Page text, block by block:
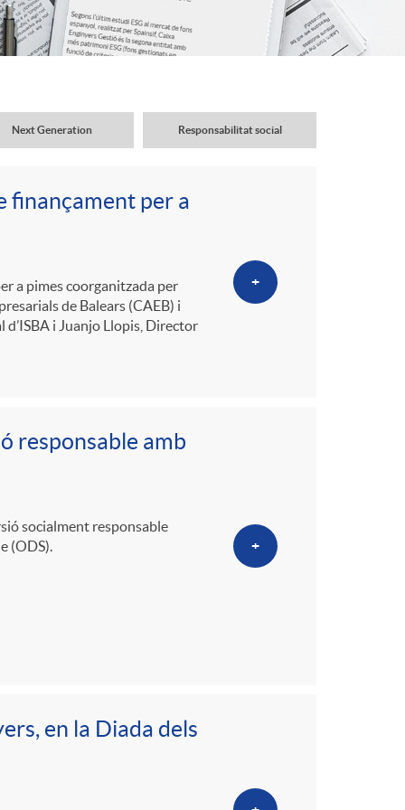
r
d
d
Next Generation Responsabilitat social
finançament per a
a pimes coorganitzada per
de Balears (CAEB) i
d’ISBA i Juanjo Llopis, Director
+
responsable amb
socialment responsable
(ODS).
+
en la Diada dels